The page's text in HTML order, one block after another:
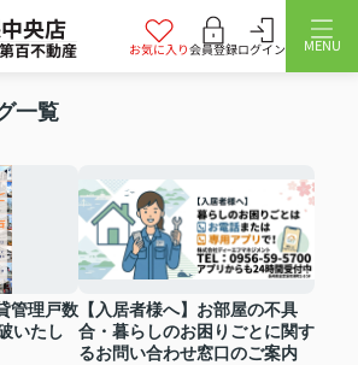
央店
百不動産 お気に入り会員登録ログイン MENU
一覧
管理戸数
いたし
【入居者様へ】お部屋の不具
合・暮らしのお困りごとに関す
るお問い合わせ窓口のご案内